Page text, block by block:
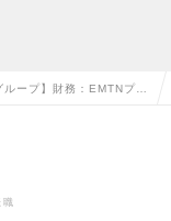
ループ】財務：EMTNプロ
職